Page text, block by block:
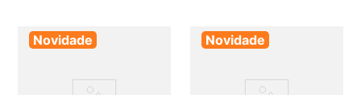
Novidade Novidade